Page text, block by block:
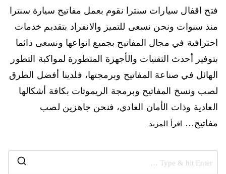
فتح اقفال سيارات سنترا نقوم بعمل مفاتيح سيارة سنترا
منذ سنوات ونحن نسعى للتميز والانفراد بتقديم خدمات
احترافية في مجال المفاتيح بجميع انواعها ونسعى دائما
بتوفير أحدث التقنيات والأجهزة المتطورة لمواكبة التطور
الهائل في صناعة المفاتيح وبرمجتها، فلدينا أفضل الطرق
لصب ونسخ المفاتيح وبرمجة الريموتات بكافة أشكالها
العادية وذات الأمان العادي، فنحن جاهزين لصب
مفاتيح…
اقرأ المزيد